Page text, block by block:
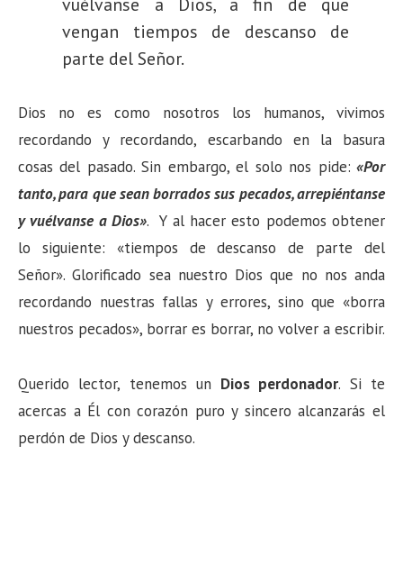
vengan tiempos de descanso de
parte del Señor.
Dios no es como nosotros los humanos, vivimos
recordando y recordando, escarbando en la basura
cosas del pasado. Sin embargo, el solo nos pide: «Por
tanto, para que sean borrados sus pecados, arrepiéntanse
y vuélvanse a Dios». Y al hacer esto podemos obtener
lo siguiente: «tiempos de descanso de parte del
Señor». Glorificado sea nuestro Dios que no nos anda
recordando nuestras fallas y errores, sino que «borra
nuestros pecados», borrar es borrar, no volver a escribir.
Querido lector, tenemos un Dios perdonador. Si te
acercas a Él con corazón puro y sincero alcanzarás el
perdón de Dios y descanso.